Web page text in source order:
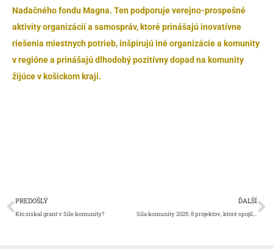
Nadačného fondu Magna. Ten podporuje verejno-prospešné
aktivity organizácií a samospráv, ktoré prinášajú inovatívne
riešenia miestnych potrieb, inšpirujú iné organizácie a komunity
v regióne a prinášajú dlhodobý pozitívny dopad na komunity
žijúce v košickom kraji.
Prev
PREDOŠLÝ
Kto získal grant v Sile komunity?
ĎALŠÍ
Sila komunity 2025: 8 projektov, ktoré spojili ľudí a zlepšili región